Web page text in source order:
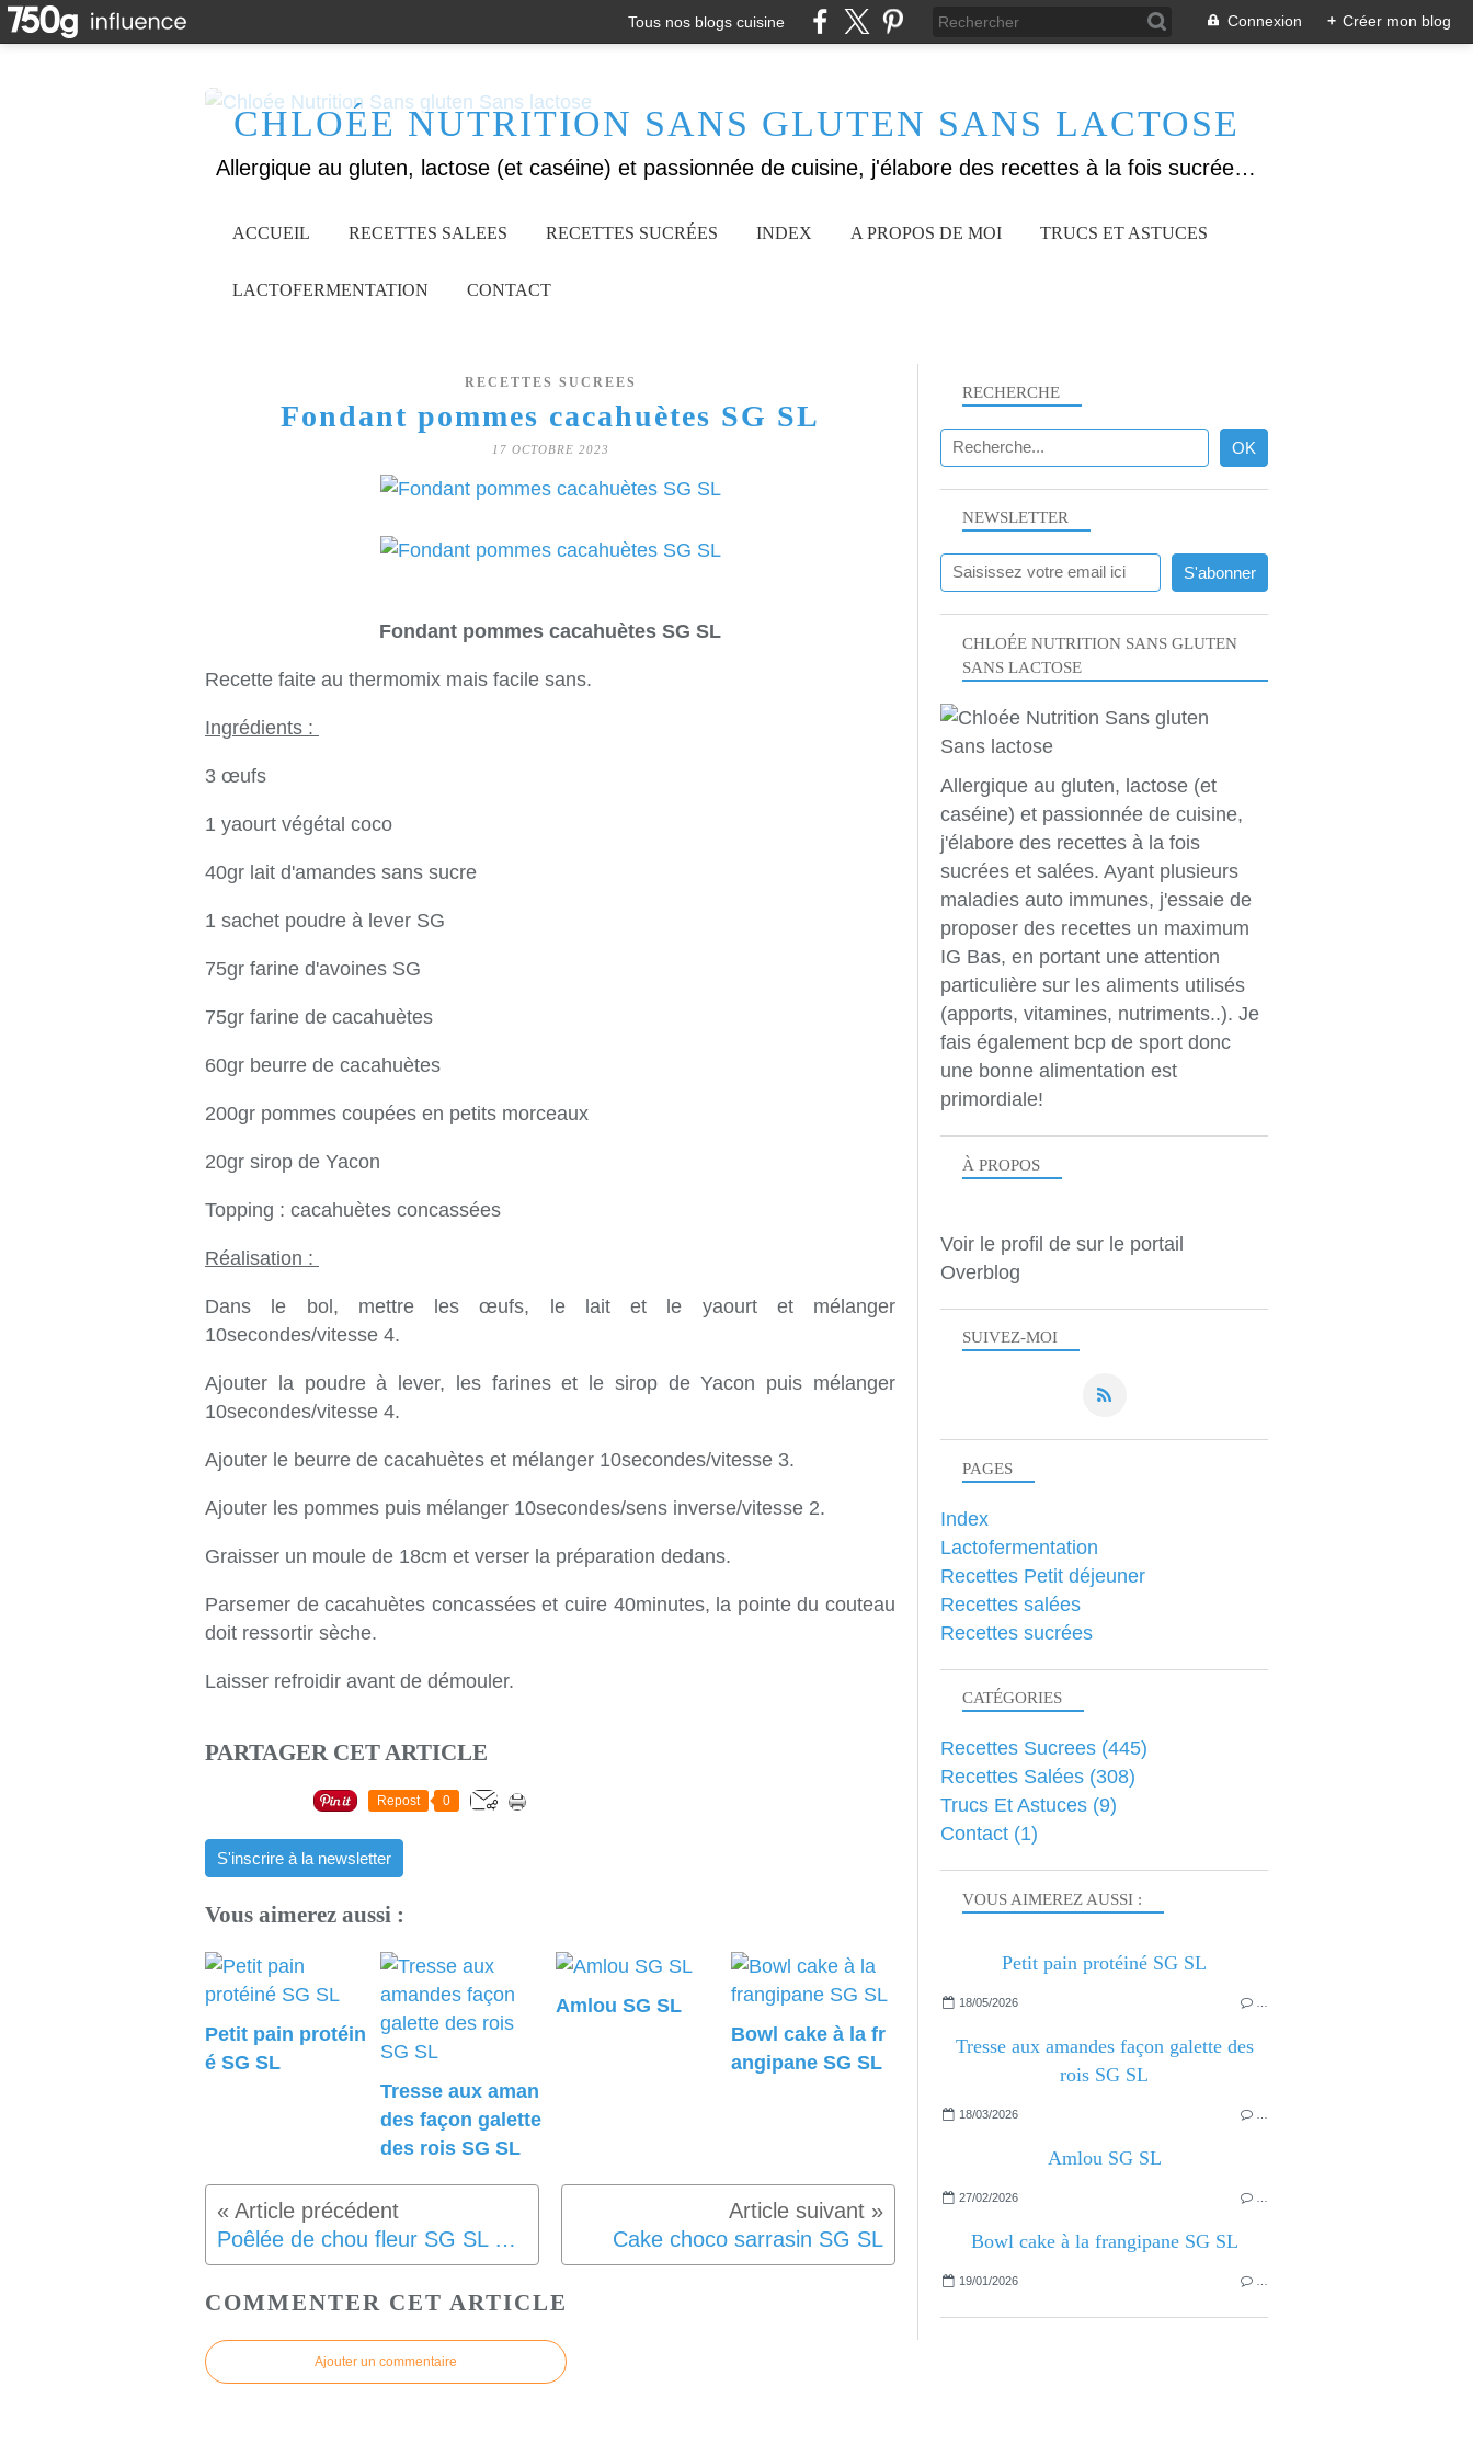
Tous nos blogs cuisine Connexion + Créer mon blog
CHLOÉE NUTRITION SANS GLUTEN SANS LACTOSE
Allergique au gluten, lactose (et caséine) et passionnée de cuisine, j'élabore des recettes à la fois sucrées et salées. Ayant plusieurs maladies auto immunes, j'essaie de proposer des recettes un maximum IG Bas, en portant une attention particulière sur les aliments utilisés (apports, vitamines, nutriments..). Je fais également bcp de sport donc une bonne alimentation est primordiale!
ACCUEIL RECETTES SALEES RECETTES SUCRÉES INDEX A PROPOS DE MOI TRUCS ET ASTUCES
LACTOFERMENTATION CONTACT
RECETTES SUCREES
Fondant pommes cacahuètes SG SL
17 OCTOBRE 2023
Fondant pommes cacahuètes SG SL
Recette faite au thermomix mais facile sans.
Ingrédients :
3 œufs
1 yaourt végétal coco
40gr lait d'amandes sans sucre
1 sachet poudre à lever SG
75gr farine d'avoines SG
75gr farine de cacahuètes
60gr beurre de cacahuètes
200gr pommes coupées en petits morceaux
20gr sirop de Yacon
Topping : cacahuètes concassées
Réalisation :
Dans le bol, mettre les œufs, le lait et le yaourt et mélanger
10secondes/vitesse 4.
Ajouter la poudre à lever, les farines et le sirop de Yacon puis mélanger
10secondes/vitesse 4.
Ajouter le beurre de cacahuètes et mélanger 10secondes/vitesse 3.
Ajouter les pommes puis mélanger 10secondes/sens inverse/vitesse 2.
Graisser un moule de 18cm et verser la préparation dedans.
Parsemer de cacahuètes concassées et cuire 40minutes, la pointe du couteau
doit ressortir sèche.
Laisser refroidir avant de démouler.
PARTAGER CET ARTICLE
Repost 0
S'inscrire à la newsletter
Vous aimerez aussi :
Petit pain protéin
é SG SL
Tresse aux aman
des façon galette
des rois SG SL
Amlou SG SL
Bowl cake à la fr
angipane SG SL
Poêlée de chou fleur SG SL Vegan Cake choco sarrasin SG SL
COMMENTER CET ARTICLE
Ajouter un commentaire
NEWSLETTER
SUIVEZ-MOI
RECHERCHE
CHLOÉE NUTRITION SANS GLUTEN
SANS LACTOSE
Allergique au gluten, lactose (et
caséine) et passionnée de cuisine,
j'élabore des recettes à la fois
sucrées et salées. Ayant plusieurs
maladies auto immunes, j'essaie de
proposer des recettes un maximum
IG Bas, en portant une attention
particulière sur les aliments utilisés
(apports, vitamines, nutriments..). Je
fais également bcp de sport donc
une bonne alimentation est
primordiale!
À PROPOS
Voir le profil de sur le portail
Overblog
VOUS AIMEREZ AUSSI :
Petit pain protéiné SG SL
18/05/2026
Tresse aux amandes façon galette des
rois SG SL
18/03/2026
Amlou SG SL
27/02/2026
Bowl cake à la frangipane SG SL
19/01/2026
PAGES
Index
Lactofermentation
Recettes Petit déjeuner
Recettes salées
Recettes sucrées
CATÉGORIES
Recettes Sucrees (445)
Recettes Salées (308)
Trucs Et Astuces (9)
Contact (1)